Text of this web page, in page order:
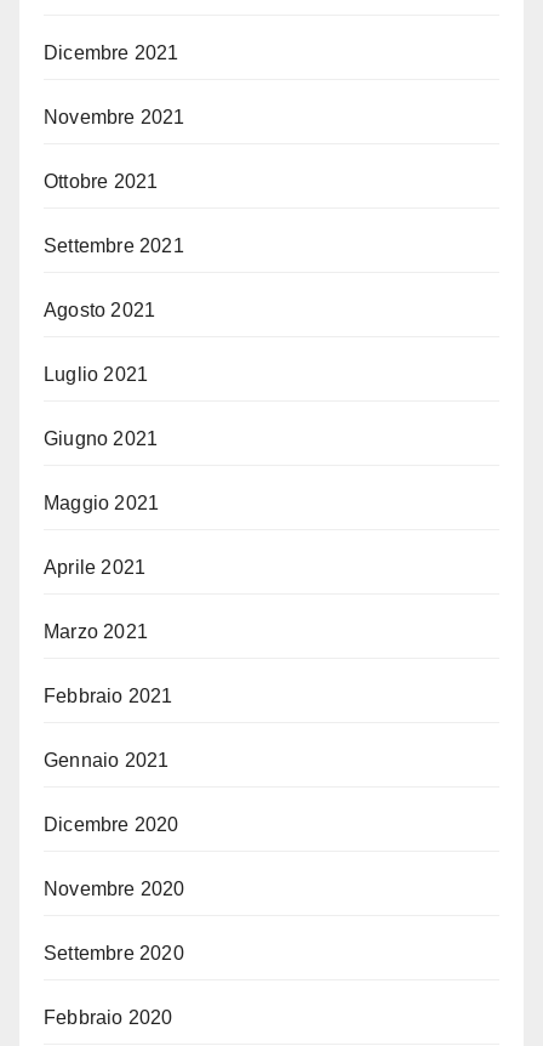
Dicembre 2021
Novembre 2021
Ottobre 2021
Settembre 2021
Agosto 2021
Luglio 2021
Giugno 2021
Maggio 2021
Aprile 2021
Marzo 2021
Febbraio 2021
Gennaio 2021
Dicembre 2020
Novembre 2020
Settembre 2020
Febbraio 2020